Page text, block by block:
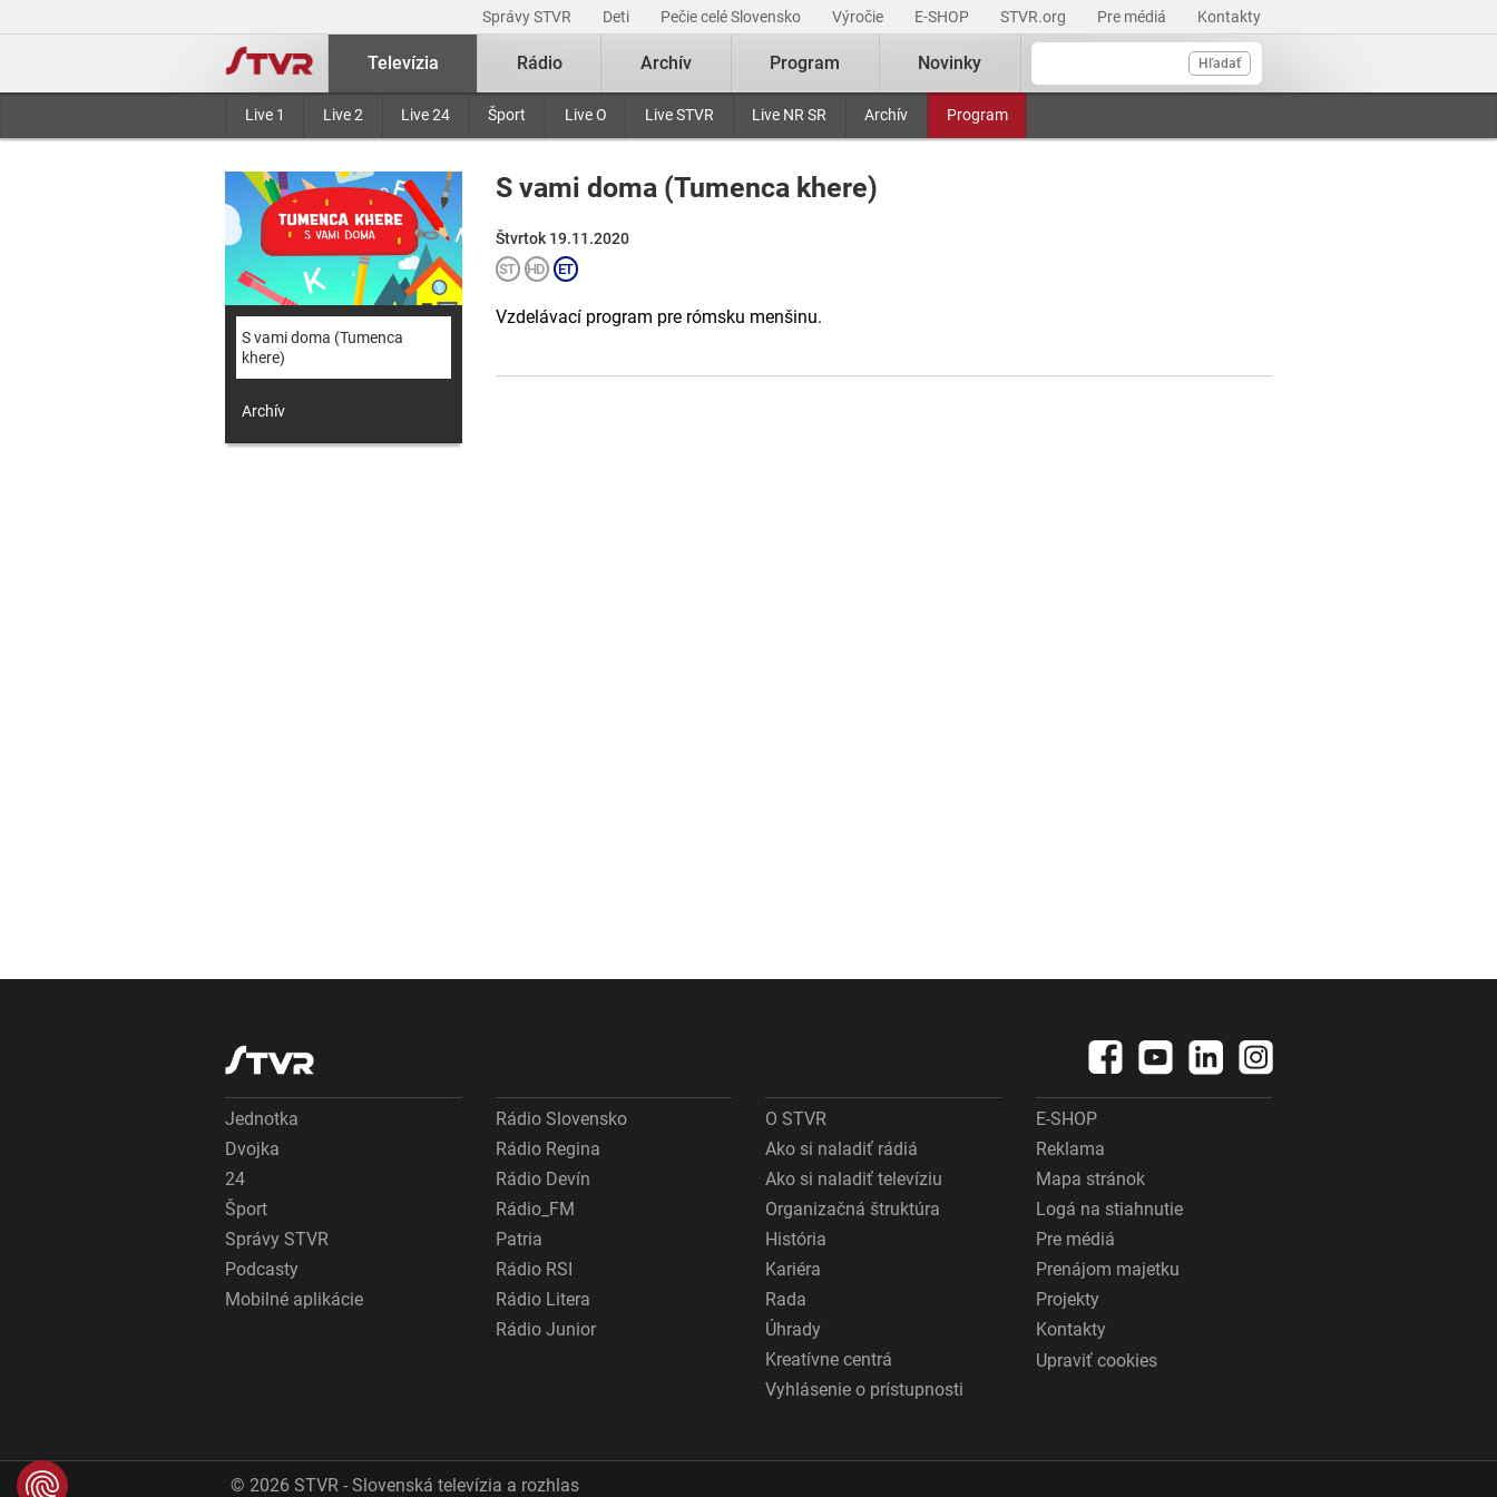
Správy STVR Deti Pečie celé Slovensko Výročie E-SHOP STVR.org Pre médiá Kontakty
Hľadať
Televízia
Live 1 Live 2 Live 24 Šport Live O Live STVR Live NR SR Archív Program
Rádio Archív Program Novinky
S vami doma (Tumenca
khere)
Archív
S vami doma (Tumenca khere)
Štvrtok 19.11.2020
Vzdelávací program pre rómsku menšinu.
Jednotka
Dvojka
24
Šport
Správy STVR
Podcasty
Mobilné aplikácie
Rádio Slovensko
Rádio Regina
Rádio Devín
Rádio_FM
Patria
Rádio RSI
Rádio Litera
Rádio Junior
O STVR
Ako si naladiť rádiá
Ako si naladiť televíziu
Organizačná štruktúra
História
Kariéra
Rada
Úhrady
Kreatívne centrá
Vyhlásenie o prístupnosti
E-SHOP
Reklama
Mapa stránok
Logá na stiahnutie
Pre médiá
Prenájom majetku
Projekty
Kontakty
Upraviť cookies
© 2026 STVR - Slovenská televízia a rozhlas